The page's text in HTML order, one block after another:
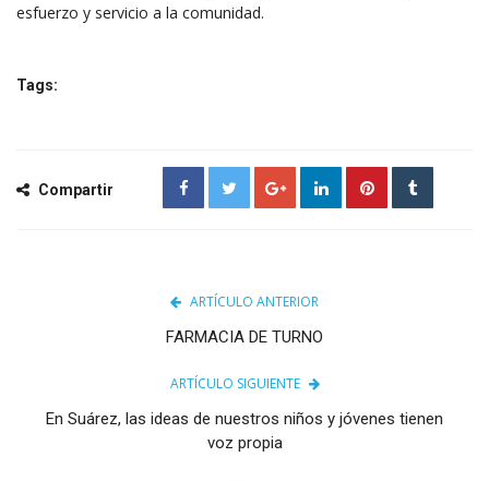
esfuerzo y servicio a la comunidad.
Tags:
Compartir
ARTÍCULO ANTERIOR
FARMACIA DE TURNO
ARTÍCULO SIGUIENTE
En Suárez, las ideas de nuestros niños y jóvenes tienen
voz propia